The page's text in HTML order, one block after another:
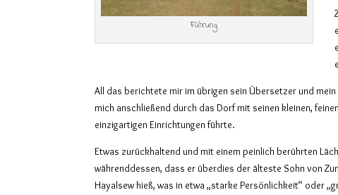
Führung
All das berichtete mir im übrigen sein Übersetzer und mein
mich anschließend durch das Dorf mit seinen kleinen,
einzigartigen Einrichtungen führte.
Etwas zurückhaltend und mit einem peinlich berührten
währenddessen, dass er überdies der älteste Sohn von
Hayalsew hieß, was in etwa „starke Persönlichkeit“ oder